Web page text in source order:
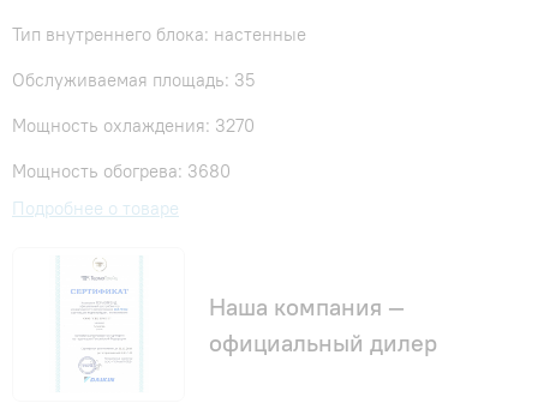
Тип внутреннего блока: настенные
Обслуживаемая площадь: 35
Мощность охлаждения: 3270
Мощность обогрева: 3680
Подробнее о товаре
Наша компания —
официальный дилер